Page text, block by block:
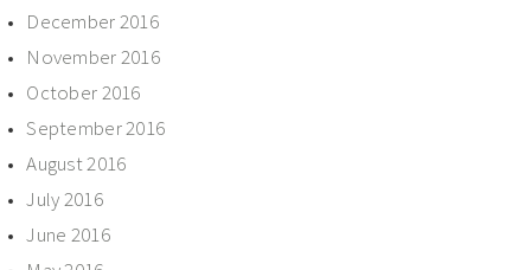
December 2016
November 2016
October 2016
September 2016
August 2016
July 2016
June 2016